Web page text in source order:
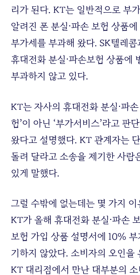
리가 된다. KT는 일반적으로 부
알려진 폰 분실⋅파손 보험 상품
부가세를 부과해 왔다. SK텔레
휴대전화 분실⋅파손보험 상품에
부과하지 않고 있다.
KT는 자사의 휴대전화 분실⋅파
험’이 아닌 ‘부가서비스’라고 판
왔다고 설명했다. KT 관계자는
돌려 달라고 소송을 제기한 사람
있게 말했다.
그럴 수밖에 없는데는 몇 가지
KT가 올해 휴대전화 분실⋅파손
보험 가입 상품 설명서에 10%
기하지 않았다. 소비자의 오인을
KT 대리점에서 만난 대부분의